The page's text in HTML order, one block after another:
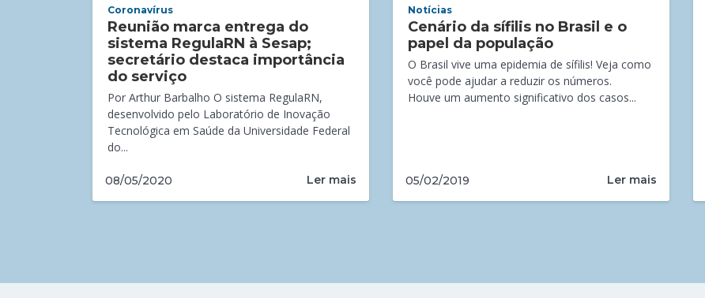
Coronavírus
Reunião marca entrega do
sistema RegulaRN à Sesap;
secretário destaca importância
do serviço
Por Arthur Barbalho O sistema RegulaRN,
desenvolvido pelo Laboratório de Inovação
Tecnológica em Saúde da Universidade Federal
do...
08/05/2020 Ler mais
Notícias
Cenário da sífilis no Brasil e o
papel da população
O Brasil vive uma epidemia de sífilis! Veja como
você pode ajudar a reduzir os números.
Houve um aumento significativo dos casos...
05/02/2019 Ler mais